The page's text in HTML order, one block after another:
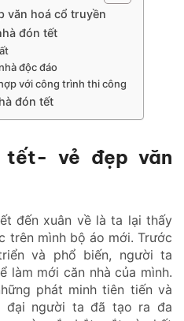
văn hoá cổ truyền
đón tết
độc đáo
với công trình thi công
đón tết
tết- vẻ đẹp văn
đến xuân về là ta lại thấy
trên mình bộ áo mới. Trước
và phổ biến, người ta
làm mới căn nhà của mình.
phát minh tiên tiến và
đại người ta đã tạo ra đa